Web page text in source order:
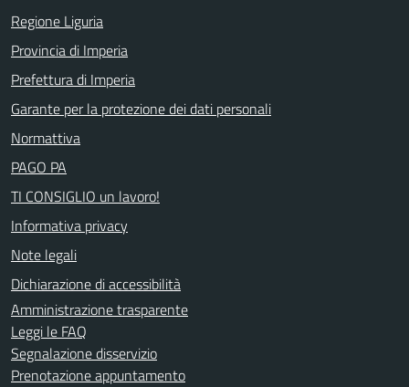
Regione Liguria
Provincia di Imperia
Prefettura di Imperia
Garante per la protezione dei dati personali
Normattiva
PAGO PA
TI CONSIGLIO un lavoro!
Informativa privacy
Note legali
Dichiarazione di accessibilità
Amministrazione trasparente
Leggi le FAQ
Segnalazione disservizio
Prenotazione appuntamento